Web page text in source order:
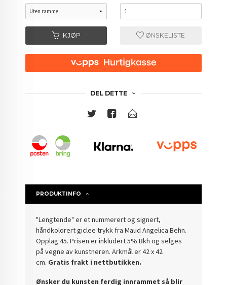
KJØP ØNSKELISTE
DEL DETTE
PRODUKTINFO
"Lengtende" er et nummerert og signert,
håndkolorert giclee trykk fra Maud Angelica Behn.
Opplag 45. Prisen er inkludert 5% Bkh og selges
på vegne av kunstneren. Arkmål er 42 x 42
cm. Gratis frakt i nettbutikken.
Ønsker du kunsten ferdig innrammet så blir